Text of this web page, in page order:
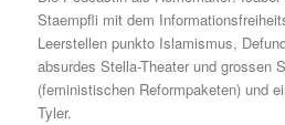
Staempfli mit dem
Leerstellen punkto Islamismus,
absurdes Stella-Theater und grossen
(feministischen Reformpaketen) und
Tyler.